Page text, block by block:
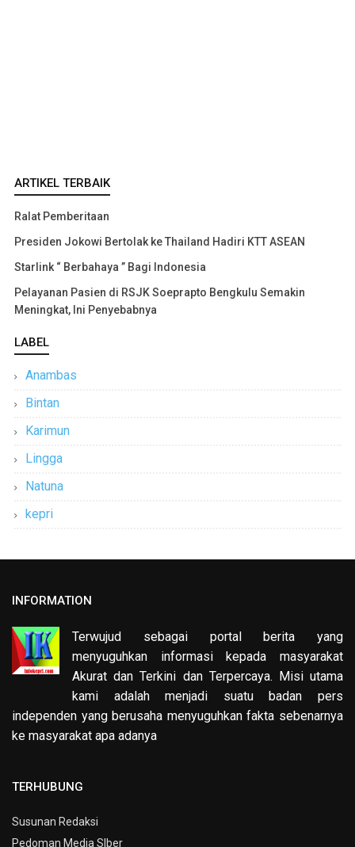
ARTIKEL TERBAIK
Ralat Pemberitaan
Presiden Jokowi Bertolak ke Thailand Hadiri KTT ASEAN
Starlink “ Berbahaya ” Bagi Indonesia
Pelayanan Pasien di RSJK Soeprapto Bengkulu Semakin
Meningkat, Ini Penyebabnya
LABEL
Anambas
Bintan
Karimun
Lingga
Natuna
kepri
INFORMATION
Terwujud sebagai portal berita yang
menyuguhkan informasi kepada masyarakat
Akurat dan Terkini dan Terpercaya. Misi utama
kami adalah menjadi suatu badan pers
independen yang berusaha menyuguhkan fakta sebenarnya
ke masyarakat apa adanya
TERHUBUNG
Susunan Redaksi
Pedoman Media SIber